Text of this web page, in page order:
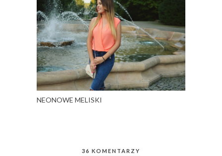
NEONOWE MELISKI
36 KOMENTARZY